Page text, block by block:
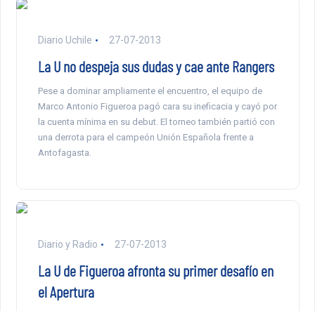
Diario Uchile 27-07-2013
La U no despeja sus dudas y cae ante Rangers
Pese a dominar ampliamente el encuentro, el equipo de
Marco Antonio Figueroa pagó cara su ineficacia y cayó por
la cuenta mínima en su debut. El torneo también partió con
una derrota para el campeón Unión Española frente a
Antofagasta.
Diario y Radio 27-07-2013
La U de Figueroa afronta su primer desafío en
el Apertura